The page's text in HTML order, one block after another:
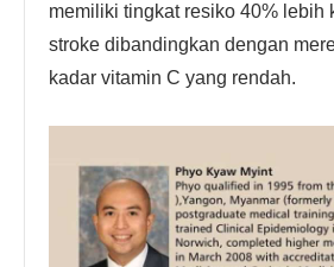
memiliki tingkat resiko 40% lebih
stroke dibandingkan dengan
kadar vitamin C yang rendah.